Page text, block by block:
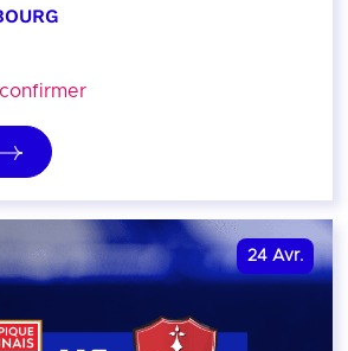
24 Avr.